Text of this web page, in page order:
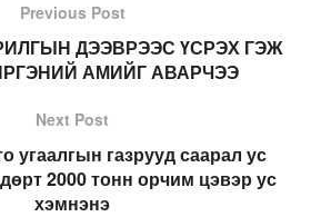
Previous Post
ДЭЭВРЭЭС ҮСРЭХ ГЭЖ
АМИЙГ АВАРЧЭЭ
Next Post
угаалгын газрууд саарал ус
2000 тонн орчим цэвэр ус
хэмнэнэ